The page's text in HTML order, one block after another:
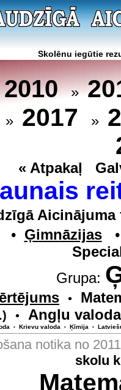
Skolēnu iegūtie
2010»
» 2017 »
« Atpakaļ
Ģimnāzijas
Grupa:
•
• Angļu valoda
• Krievu valoda • Ķīmija •
notika no
skolu